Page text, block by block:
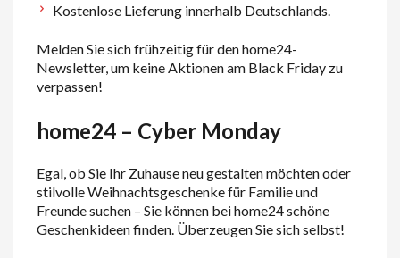
Kostenlose Lieferung innerhalb Deutschlands.
Melden Sie sich frühzeitig für den home24-
Newsletter, um keine Aktionen am Black Friday zu
verpassen!
home24 – Cyber Monday
Egal, ob Sie Ihr Zuhause neu gestalten möchten oder
stilvolle Weihnachtsgeschenke für Familie und
Freunde suchen – Sie können bei home24 schöne
Geschenkideen finden. Überzeugen Sie sich selbst!